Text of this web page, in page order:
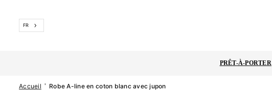
FR
PRÊT-À-PORTER
Accueil ' Robe A-line en coton blanc avec jupon